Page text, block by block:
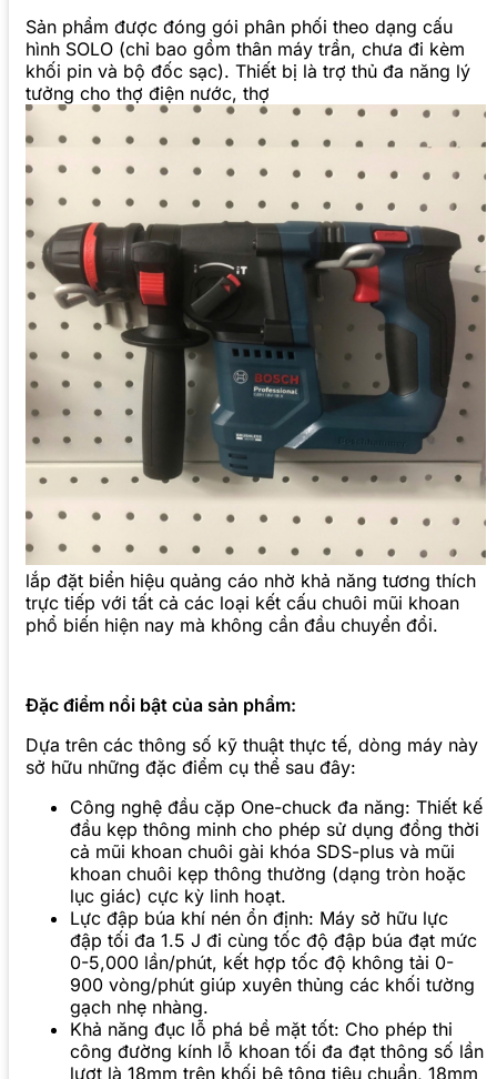
Sản phẩm được đóng gói phân phối theo dạng cấu
hình SOLO (chỉ bao gồm thân máy trần, chưa đi kèm
khối pin và bộ đốc sạc). Thiết bị là trợ thủ đa năng lý
tưởng cho thợ điện nước, thợ
lắp đặt biển hiệu quảng cáo nhờ khả năng tương thích
trực tiếp với tất cả các loại kết cấu chuôi mũi khoan
phổ biến hiện nay mà không cần đầu chuyển đổi.
Đặc điểm nổi bật của sản phẩm:
Dựa trên các thông số kỹ thuật thực tế, dòng máy này
sở hữu những đặc điểm cụ thể sau đây:
Công nghệ đầu cặp One-chuck đa năng: Thiết kế
đầu kẹp thông minh cho phép sử dụng đồng thời
cả mũi khoan chuôi gài khóa SDS-plus và mũi
khoan chuôi kẹp thông thường (dạng tròn hoặc
lục giác) cực kỳ linh hoạt.
Lực đập búa khí nén ổn định: Máy sở hữu lực
đập tối đa 1.5 J đi cùng tốc độ đập búa đạt mức
0-5,000 lần/phút, kết hợp tốc độ không tải 0-
900 vòng/phút giúp xuyên thủng các khối tường
gạch nhẹ nhàng.
Khả năng đục lỗ phá bề mặt tốt: Cho phép thi
công đường kính lỗ khoan tối đa đạt thông số lần
lượt là 18mm trên khối bê tông tiêu chuẩn, 18mm